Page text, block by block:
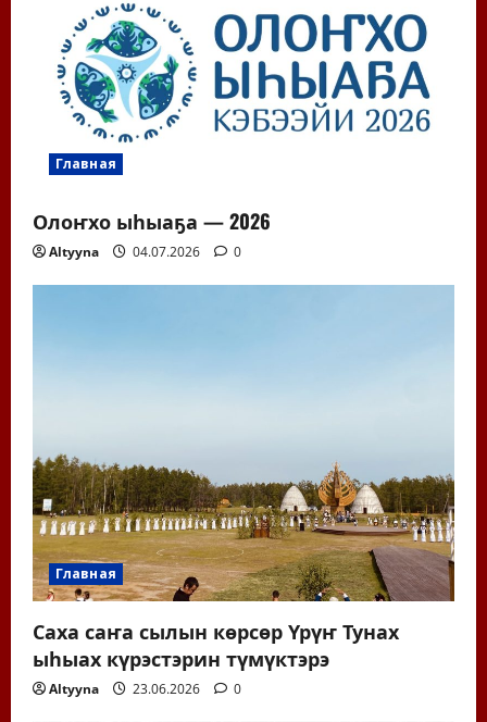
Главная
Олоҥхо ыһыаҕа — 2026
Altyyna 04.07.2026 0
Главная
Саха саҥа сылын көрсөр Үрүҥ Тунах
ыһыах күрэстэрин түмүктэрэ
Altyyna 23.06.2026 0